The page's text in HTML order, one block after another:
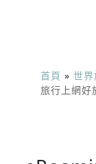
首頁 » 世
旅行上網好